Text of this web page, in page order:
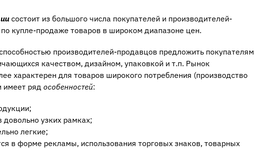
состоит из большого числа покупателей и производителей-
купле-продаже товаров в широком диапазоне цен.
производителей-продавцов предложить покупателям
качеством, дизайном, упаковкой и т.п. Рынок
характерен для товаров широкого потребления (производство
имеет ряд особенностей:
узких рамках;
легкие;
в форме рекламы, использования торговых знаков, товарных